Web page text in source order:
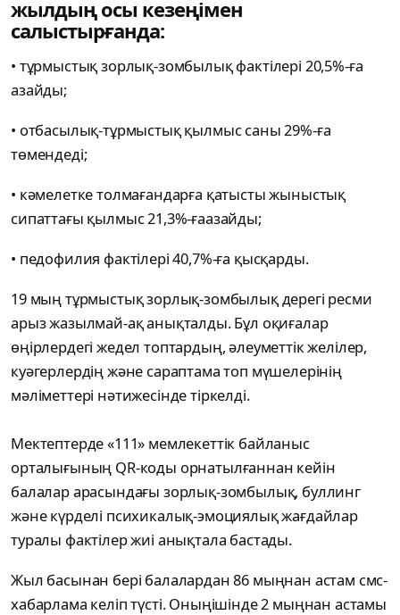
жылдың осы кезеңімен
салыстырғанда:
• тұрмыстық зорлық-зомбылық фактілері 20,5%-ға
азайды;
• отбасылық-тұрмыстық қылмыс саны 29%-ға
төмендеді;
• кәмелетке толмағандарға қатысты жыныстық
сипаттағы қылмыс 21,3%-ғаазайды;
• педофилия фактілері 40,7%-ға қысқарды.
19 мың тұрмыстық зорлық-зомбылық дерегі ресми
арыз жазылмай-ақ анықталды. Бұл оқиғалар
өңірлердегі жедел топтардың, әлеуметтік желілер,
куәгерлердің және сараптама топ мүшелерінің
мәліметтері нәтижесінде тіркелді.
Мектептерде «111» мемлекеттік байланыс
орталығының QR-коды орнатылғаннан кейін
балалар арасындағы зорлық-зомбылық, буллинг
және күрделі психикалық-эмоциялық жағдайлар
туралы фактілер жиі анықтала бастады.
Жыл басынан бері балалардан 86 мыңнан астам смс-
хабарлама келіп түсті. Оныңішінде 2 мыңнан астамы